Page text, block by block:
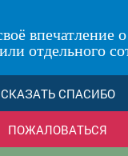
впечатление
отдельного
СКАЗАТЬ СПАСИБО
ПОЖАЛОВАТЬСЯ